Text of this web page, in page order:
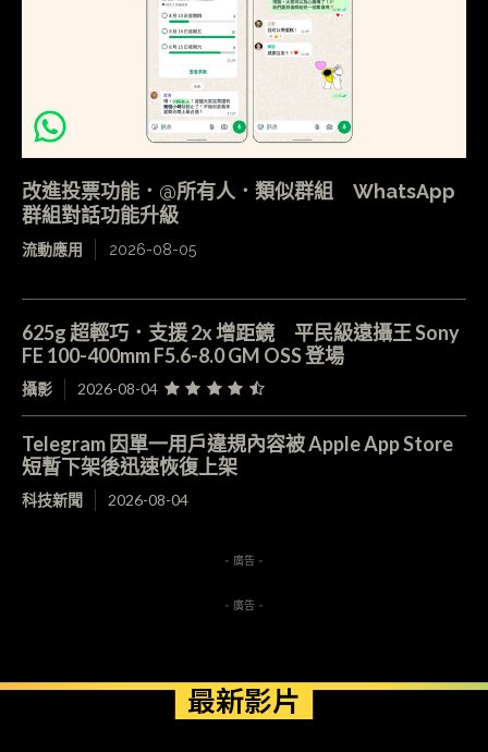
改進投票功能．@所有人．類似群組 WhatsApp
群組對話功能升級
流動應用 2026-08-05
625g 超輕巧．支援 2x 增距鏡 平民級遠攝王 Sony
FE 100-400mm F5.6-8.0 GM OSS 登場
攝影 2026-08-04
Telegram 因單一用戶違規內容被 Apple App Store
短暫下架後迅速恢復上架
科技新聞 2026-08-04
- 廣告 -
- 廣告 -
最新影片